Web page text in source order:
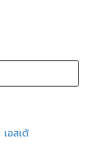
เอสเต้